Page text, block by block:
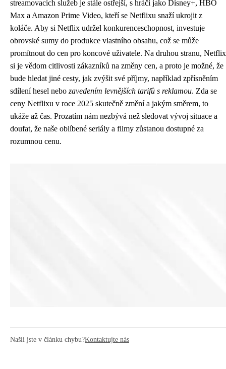
streamovacích služeb je stále ostřejší, s hráči jako Disney+, HBO
Max a Amazon Prime Video, kteří se Netflixu snaží ukrojit z
koláče. Aby si Netflix udržel konkurenceschopnost, investuje
obrovské sumy do produkce vlastního obsahu, což se může
promítnout do cen pro koncové uživatele. Na druhou stranu, Netflix
si je vědom citlivosti zákazníků na změny cen, a proto je možné, že
bude hledat jiné cesty, jak zvýšit své příjmy, například zpřísněním
sdílení hesel nebo zavedením levnějších tarifů s reklamou. Zda se
ceny Netflixu v roce 2025 skutečně změní a jakým směrem, to
ukáže až čas. Prozatím nám nezbývá než sledovat vývoj situace a
doufat, že naše oblíbené seriály a filmy zůstanou dostupné za
rozumnou cenu.
Našli jste v článku chybu?Kontaktujte nás